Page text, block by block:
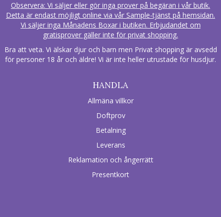
Observera: Vi säljer eller gör inga prover på begäran i vår butik.
Detta är endast möjligt online via vår Sample-tjänst på hemsidan.
Vi säljer inga Månadens Boxar i butiken. Erbjudandet om
gratisprover gäller inte för privat shopping.
Bra att veta. Vi älskar djur och barn men Privat shopping är avsedd
för personer 18 år och äldre! Vi är inte heller utrustade för husdjur.
HANDLA
Allmäna villkor
Doftprov
Betalning
Leverans
Reklamation och ångerrätt
Presentkort